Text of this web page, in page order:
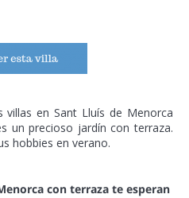
en Sant Lluís de Menorca
un precioso jardín con terraza.
hobbies en verano.
con terraza te esperan